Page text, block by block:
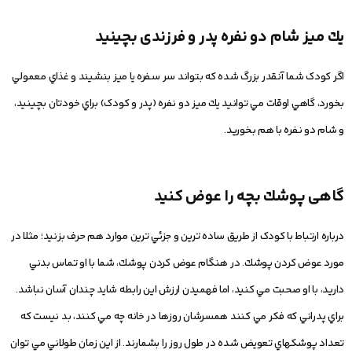
يك ميز شام دو نفره پدر و فرزندی بچينيد
اگر كودک شما آنقدر بزرگ شده كه بتواند سر سفره يا ميز بنشيند و غذاي معمولي
بخورد، گاهي اوقات مي توانيد يك ميز دو نفره (پدر و كودک) براي خودتان بچينيد،
و شام دو نفره با هم بخوريد.
گاهی پوشك بچه را عوض كنيد
درباره ارتباط با كودک از طريق ساده ترين و جزئي ترين موارد هم حرف بزنيد؛ مثلا در
مورد عوض كردن پوشك. در هنگام عوض كردن پوشك، شما با او تماس بدني
داريد، با او صحبت مي كنيد، اما فهميدن ارزش اين رابطه شايد چندان آسان نباشد.
براي پدراني كه فكر مي كنند همسرشان روزها در خانه چه مي كنند، بد نيست كه
تعداد پوشكهاي تعويض شده در طول روز را بشمارند. از اين زمان طولاني مي توان